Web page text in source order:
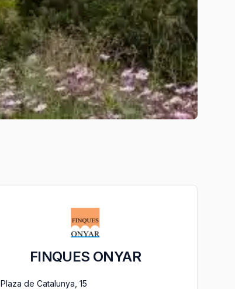
FINQUES ONYAR
Plaza de Catalunya, 15